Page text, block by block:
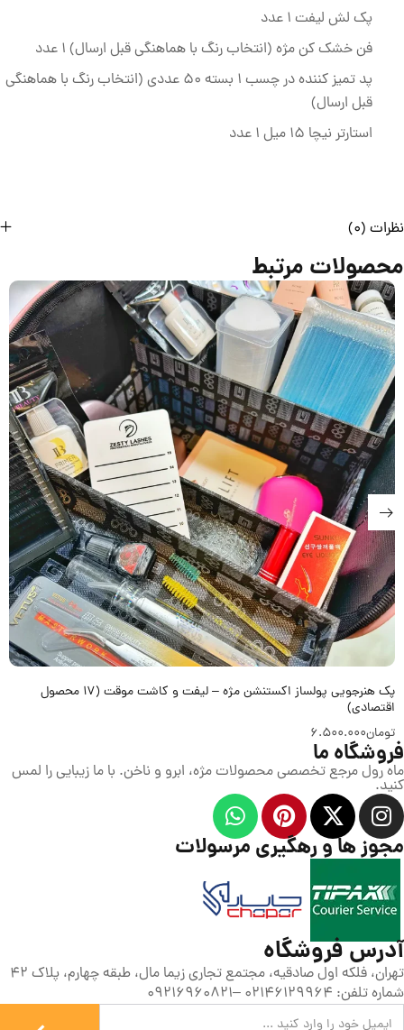
پک لش لیفت 1 عدد
فن خشک کن مژه (انتخاب رنگ با هماهنگی قبل ارسال) 1 عدد
پد تمیز کننده در چسب 1 بسته 50 عددی (انتخاب رنگ با هماهنگی
قبل ارسال)
استارتر نیچا 15 میل 1 عدد
نظرات (0)
محصولات مرتبط
پک هنرجویی پولساز اکستنشن مژه – لیفت و کاشت موقت (17 محصول
اقتصادی)
تومان6.500.000
فروشگاه ما
ماه رول مرجع تخصصی محصولات مژه، ابرو و ناخن. با ما زیبایی را لمس
کنید.
مجوز ها و رهگیری مرسولات
آدرس فروشگاه
تهران، فلکه اول صادقیه، مجتمع تجاری زیما مال، طبقه چهارم، پلاک 42
شماره تلفن: 02146129964 –09216960821